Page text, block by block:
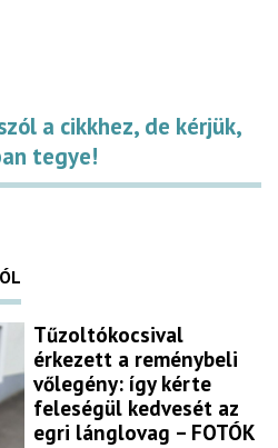
a cikkhez, de kérjük,
tegye!
Tűzoltókocsival
érkezett a reménybeli
vőlegény: így kérte
feleségül kedvesét az
egri lánglovag – FOTÓK